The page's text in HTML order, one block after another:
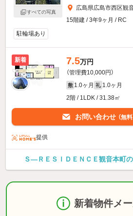
すべての写真
広島県広島市西区観
15階建 / 3年9ヶ月 / RC
駐輪場あり
新着 7.5万円
（管理費10,000円）
敷 1.0ヶ月 礼 1.0ヶ月
2階 / 1LDK / 31.38㎡
お問い合わせ （無料
提供
Ｓ—ＲＥＳＩＤＥＮＣＥ観音本町
新着物件メ